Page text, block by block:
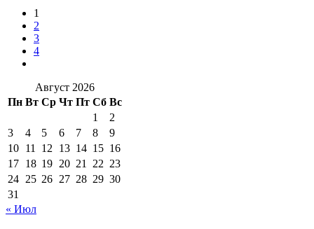
1
2
3
4
Август 2026
Пн Вт Ср Чт Пт Сб Вс
1
2
3
4 5 6 7 8
9
10 11 12 13 14 15 16
17 18 19 20 21 22 23
24 25 26 27 28 29 30
31
« Июл